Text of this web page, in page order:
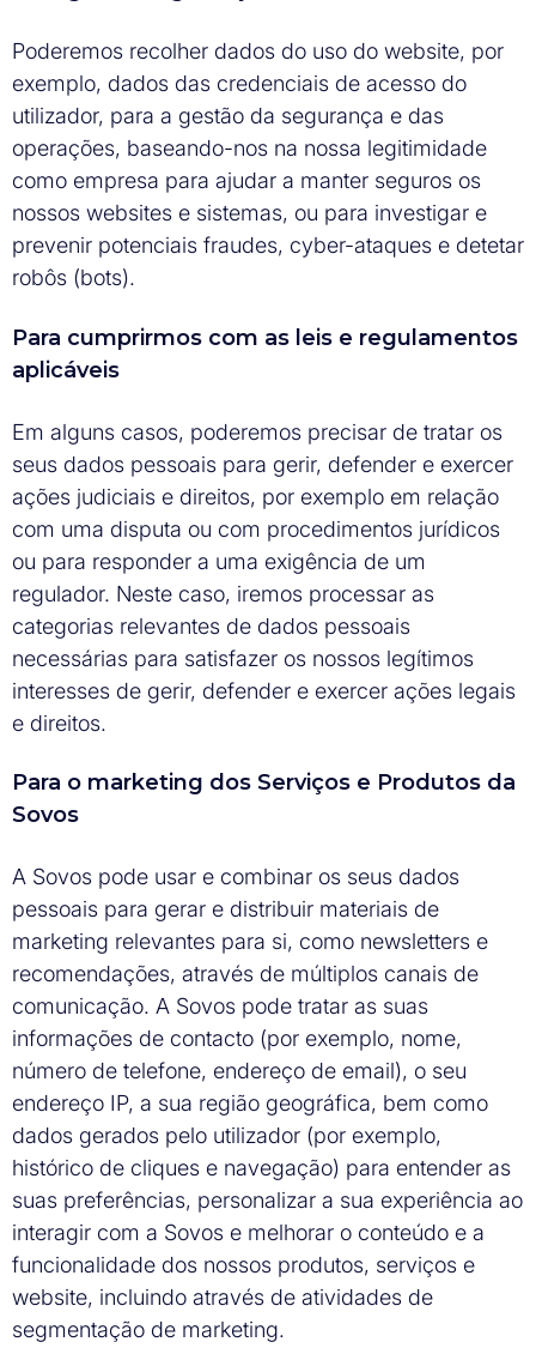
Poderemos recolher dados do uso do website, por
exemplo, dados das credenciais de acesso do
utilizador, para a gestão da segurança e das
operações, baseando-nos na nossa legitimidade
como empresa para ajudar a manter seguros os
nossos websites e sistemas, ou para investigar e
prevenir potenciais fraudes, cyber-ataques e detetar
robôs (bots).
Para cumprirmos com as leis e regulamentos
aplicáveis
Em alguns casos, poderemos precisar de tratar os
seus dados pessoais para gerir, defender e exercer
ações judiciais e direitos, por exemplo em relação
com uma disputa ou com procedimentos jurídicos
ou para responder a uma exigência de um
regulador. Neste caso, iremos processar as
categorias relevantes de dados pessoais
necessárias para satisfazer os nossos legítimos
interesses de gerir, defender e exercer ações legais
e direitos.
Para o marketing dos Serviços e Produtos da
Sovos
A Sovos pode usar e combinar os seus dados
pessoais para gerar e distribuir materiais de
marketing relevantes para si, como newsletters e
recomendações, através de múltiplos canais de
comunicação. A Sovos pode tratar as suas
informações de contacto (por exemplo, nome,
número de telefone, endereço de email), o seu
endereço IP, a sua região geográfica, bem como
dados gerados pelo utilizador (por exemplo,
histórico de cliques e navegação) para entender as
suas preferências, personalizar a sua experiência ao
interagir com a Sovos e melhorar o conteúdo e a
funcionalidade dos nossos produtos, serviços e
website, incluindo através de atividades de
segmentação de marketing.